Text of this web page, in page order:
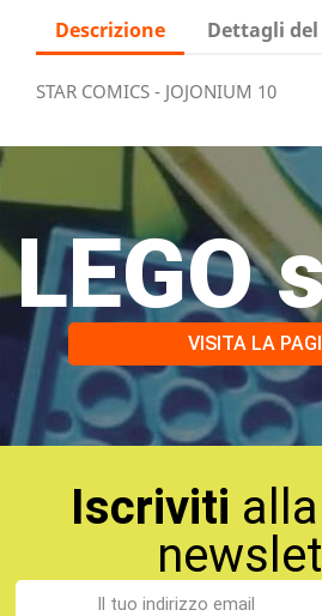
Descrizione Dettagli
STAR COMICS - JOJONIUM 10
LEGO
VISITA LA
Iscriviti